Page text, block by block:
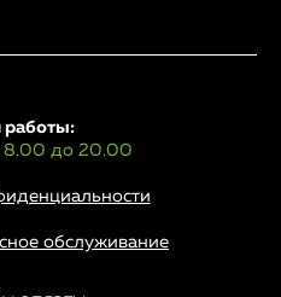
работы:
8.00 до 20.00
обслуживание